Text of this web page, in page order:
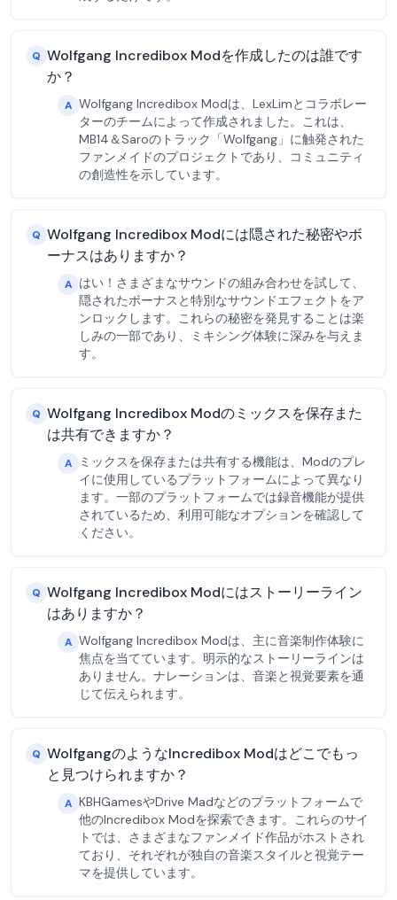
Q Wolfgang Incredibox Modを作成したのは誰です
か？
A Wolfgang Incredibox Modは、LexLimとコラボレー
ターのチームによって作成されました。これは、
MB14＆Saroのトラック「Wolfgang」に触発された
ファンメイドのプロジェクトであり、コミュニティ
の創造性を示しています。
Q Wolfgang Incredibox Modには隠された秘密やボ
ーナスはありますか？
A はい！さまざまなサウンドの組み合わせを試して、
隠されたボーナスと特別なサウンドエフェクトをア
ンロックします。これらの秘密を発見することは楽
しみの一部であり、ミキシング体験に深みを与えま
す。
Q Wolfgang Incredibox Modのミックスを保存また
は共有できますか？
A
ミックスを保存または共有する機能は、Modのプレ
イに使用しているプラットフォームによって異なり
ます。一部のプラットフォームでは録音機能が提供
されているため、利用可能なオプションを確認して
ください。
Q Wolfgang Incredibox Modにはストーリーライン
はありますか？
A Wolfgang Incredibox Modは、主に音楽制作体験に
焦点を当てています。明示的なストーリーラインは
ありません。ナレーションは、音楽と視覚要素を通
じて伝えられます。
Q WolfgangのようなIncredibox Modはどこでもっ
と見つけられますか？
A KBHGamesやDrive Madなどのプラットフォームで
他のIncredibox Modを探索できます。これらのサイ
トでは、さまざまなファンメイド作品がホストされ
ており、それぞれが独自の音楽スタイルと視覚テー
マを提供しています。